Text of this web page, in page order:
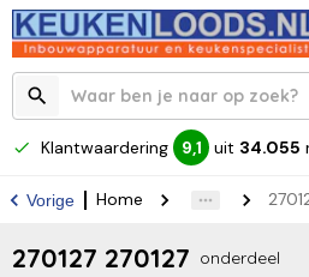
Klantwaardering 9,1 uit 34.055
Vorige Home
270127 270127 onderdeel